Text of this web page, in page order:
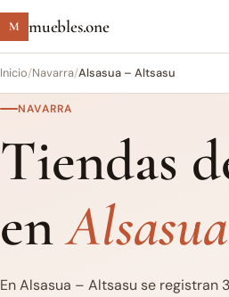
M muebles.one
Inicio/Navarra/Alsasua – Altsasu
NAVARRA
Tiendas
en
En Alsasua – Altsasu se registran